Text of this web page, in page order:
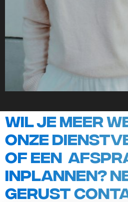
Wil je meer
onze
of een
inplannen?
gerust